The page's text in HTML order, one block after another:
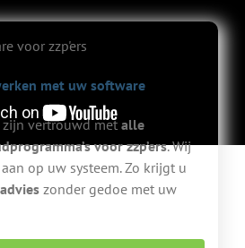
met uw software
vertrouwd met alle
voor zzp’ers. Wij
op uw systeem. Zo krijgt u
zonder gedoe met uw